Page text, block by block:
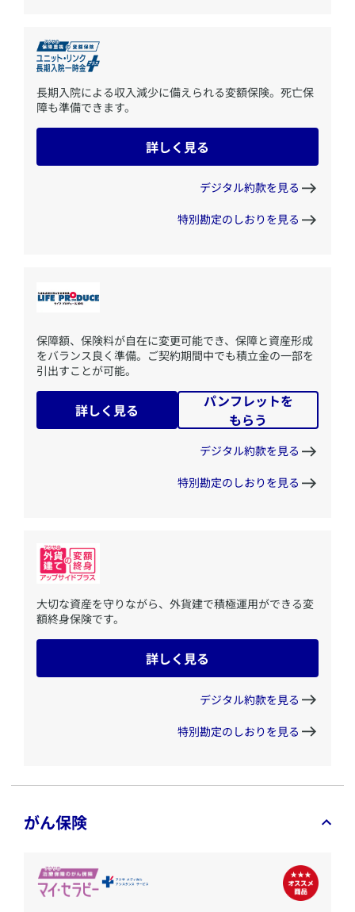
​長期入院による収入減少に備えられる変額保険。死亡保
障も準備できます。
詳しく見る
デジタル約款を見る
特別勘定のしおりを見る
​保障額、保険料が自在に変更可能でき、保障と資産形成
をバランス良く準備。ご契約期間中でも積立金の一部を
引出すことが可能。
詳しく見る
パンフレットを
もらう
デジタル約款を見る
特別勘定のしおりを見る
​大切な資産を守りながら、外貨建で積極運用ができる変
額終身保険です。
詳しく見る
デジタル約款を見る
特別勘定のしおりを見る
がん保険